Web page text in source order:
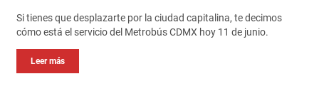
Si tienes que desplazarte por la ciudad capitalina, te decimos
cómo está el servicio del Metrobús CDMX hoy 11 de junio.
Leer más